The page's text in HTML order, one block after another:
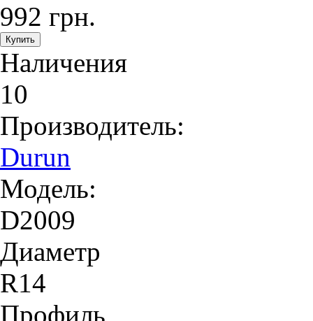
992 грн.
Наличения
10
Производитель:
Durun
Модель:
D2009
Диаметр
R14
Профиль